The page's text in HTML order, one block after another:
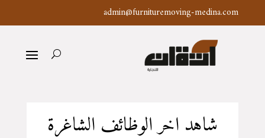
admin@furnituremoving-medina.com
شاهد اخر الوظائف الشاغرة